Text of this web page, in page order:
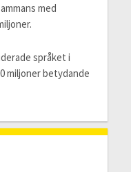
med
språket i
miljoner betydande